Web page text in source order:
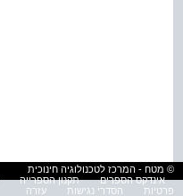
© מטח - המרכז לטכנולוגיה חינוכית
אינדקס הספרים
תקנון הספרייה
פרטיות
הסדרי נגישות עזרה